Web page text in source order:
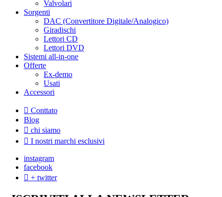
Valvolari
Sorgenti
DAC (Convertitore Digitale/Analogico)
Giradischi
Lettori CD
Lettori DVD
Sistemi all-in-one
Offerte
Ex-demo
Usati
Accessori
Conttato
Blog
chi siamo
I nostri marchi esclusivi
instagram
facebook
+ twitter